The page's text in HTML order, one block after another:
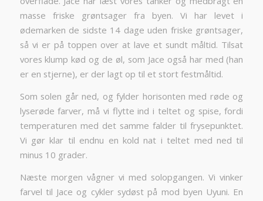
masse friske grøntsager fra byen. Vi har levet i
ødemarken de sidste 14 dage uden friske grøntsager,
så vi er på toppen over at lave et sundt måltid. Tilsat
vores klump kød og de øl, som Jace også har med (han
er en stjerne), er der lagt op til et stort festmåltid.
Som solen går ned, og fylder horisonten med røde og
lyserøde farver, må vi flytte ind i teltet og spise, fordi
temperaturen med det samme falder til frysepunktet.
Vi gør klar til endnu en kold nat i teltet med ned til
minus 10 grader.
Næste morgen vågner vi med solopgangen. Vi vinker
farvel til Jace og cykler sydøst på mod byen Uyuni. En